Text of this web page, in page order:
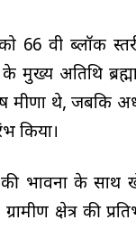
66 वी ब्लॉक
मुख्य अतिथि
मीणा थे, जबकि
किया।
भावना के साथ
क्षेत्र की